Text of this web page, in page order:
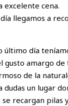
excelente cena.
llegamos a
último día
gusto amargo
de la
dudas un lugar
se recargan pilas